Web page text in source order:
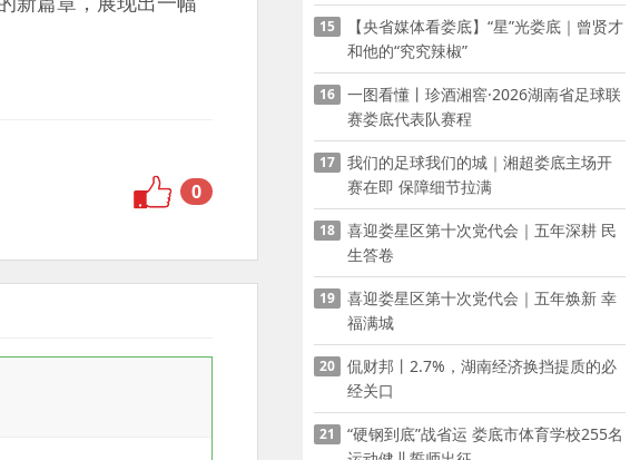
0
15
【央省媒体看娄底】“星”光娄底｜曾贤才
和他的“究究辣椒”
16
一图看懂丨珍酒湘窖·2026湖南省足球联
赛娄底代表队赛程
17
我们的足球我们的城｜湘超娄底主场开
赛在即 保障细节拉满
18
喜迎娄星区第十次党代会｜五年深耕 民
生答卷
19
喜迎娄星区第十次党代会｜五年焕新 幸
福满城
20
侃财邦丨2.7%，湖南经济换挡提质的必
经关口
21
“硬钢到底”战省运 娄底市体育学校255名